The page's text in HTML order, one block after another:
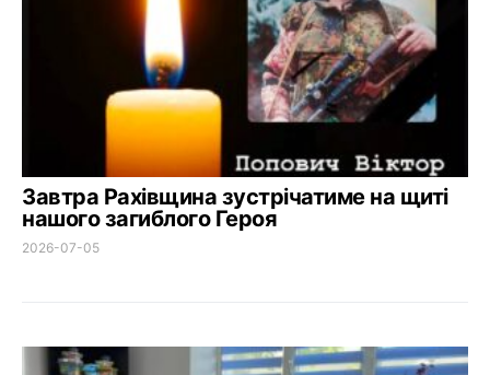
Завтра Рахівщина зустрічатиме на щиті
нашого загиблого Героя
2026-07-05